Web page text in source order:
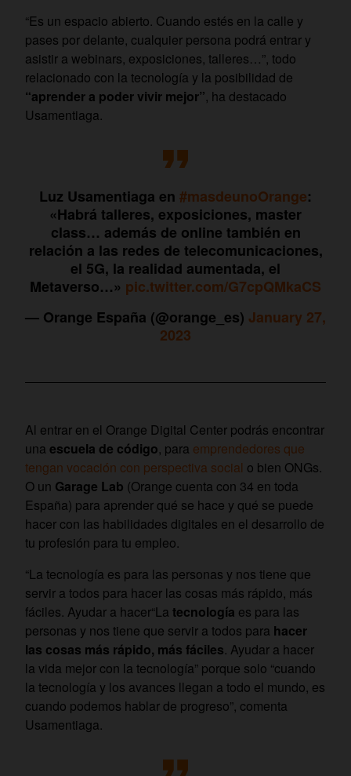
“Es un espacio abierto. Cuando estés en la calle y
pases por delante, cualquier persona podrá entrar y
asistir a webinars, exposiciones, talleres…”, todo
relacionado con la tecnología y la posibilidad de
“aprender a poder vivir mejor”, ha destacado
Usamentiaga.
Luz Usamentiaga en #masdeunoOrange:
«Habrá talleres, exposiciones, master
class… además de online también en
relación a las redes de telecomunicaciones,
el 5G, la realidad aumentada, el
Metaverso…» pic.twitter.com/G7cpQMkaCS
— Orange España (@orange_es) January 27,
2023
Al entrar en el Orange Digital Center podrás encontrar
una escuela de código, para emprendedores que
tengan vocación con perspectiva social o bien ONGs.
O un Garage Lab (Orange cuenta con 34 en toda
España) para aprender qué se hace y qué se puede
hacer con las habilidades digitales en el desarrollo de
tu profesión para tu empleo.
“La tecnología es para las personas y nos tiene que
servir a todos para hacer las cosas más rápido, más
fáciles. Ayudar a hacer“La tecnología es para las
personas y nos tiene que servir a todos para hacer
las cosas más rápido, más fáciles. Ayudar a hacer
la vida mejor con la tecnología” porque solo “cuando
la tecnología y los avances llegan a todo el mundo, es
cuando podemos hablar de progreso”, comenta
Usamentiaga.